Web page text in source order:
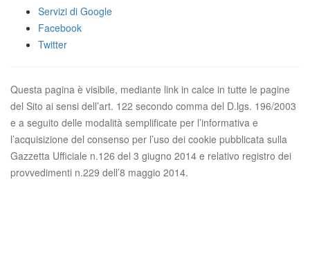
Servizi di Google
Facebook
Twitter
Questa pagina è visibile, mediante link in calce in tutte le pagine
del Sito ai sensi dell’art. 122 secondo comma del D.lgs. 196/2003
e a seguito delle modalità semplificate per l’informativa e
l’acquisizione del consenso per l’uso dei cookie pubblicata sulla
Gazzetta Ufficiale n.126 del 3 giugno 2014 e relativo registro dei
provvedimenti n.229 dell’8 maggio 2014.